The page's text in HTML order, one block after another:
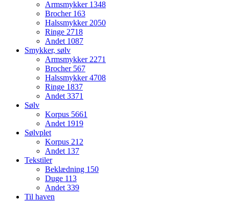
Armsmykker 1348
Brocher 163
Halssmykker2050
Ringe 2718
Andet 1087
Smykker, sølv
Armsmykker2271
Brocher 567
Halssmykker4708
Ringe 1837
Andet3371
Sølv
Korpus 5661
Andet 1919
Sølvplet
Korpus 212
Andet 137
Tekstiler
Beklædning 150
Duge 113
Andet339
Til haven